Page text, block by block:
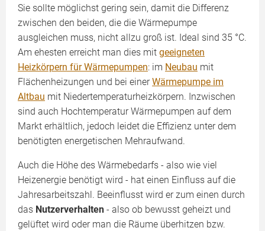
Sie sollte möglichst gering sein, damit die Differenz
zwischen den beiden, die die Wärmepumpe
ausgleichen muss, nicht allzu groß ist. Ideal sind 35 °C.
Am ehesten erreicht man dies mit geeigneten
Heizkörpern für Wärmepumpen: im Neubau mit
Flächenheizungen und bei einerWärmepumpe im
Altbau mit Niedertemperaturheizkörpern. Inzwischen
sind auch Hochtemperatur Wärmepumpen auf dem
Markt erhältlich, jedoch leidet die Effizienz unter dem
benötigten energetischen Mehraufwand.
Auch die Höhe des Wärmebedarfs - also wie viel
Heizenergie benötigt wird - hat einen Einfluss auf die
Jahresarbeitszahl. Beeinflusst wird er zum einen durch
das Nutzerverhalten - also ob bewusst geheizt und
gelüftet wird oder man die Räume überhitzen bzw.